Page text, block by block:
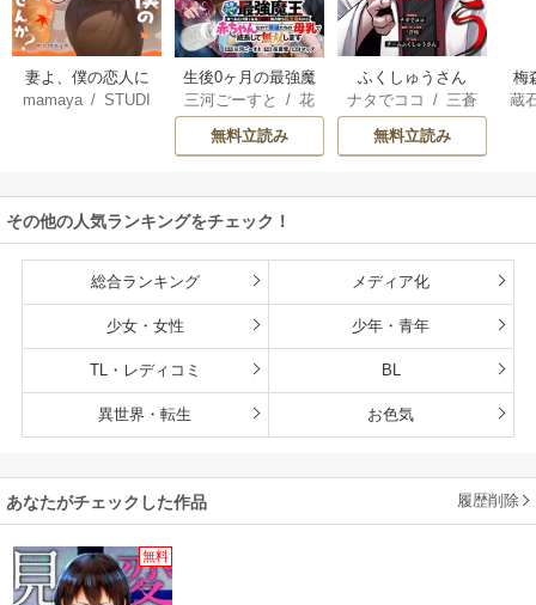
妻よ、僕の恋人に
なってくれません
mamaya /STUDI
生後0ヶ月の最強魔
王 食べるだけ強
くなるチート能力
持ち転生者だけど
雄たちの母乳で成
長して無双します
三河ごーすと /花
房雪 / マップ
無料立読み
ふくしゅうさん
ナタでココ / 三蒼
チームふくし
ゅうさん
無料立読み
梅
蔵
その他の人気ランキングをチェック！
総合ランキング メディア化
少女・女性 少年・青年
TL・レディコミ BL
異世界・転生 お色気
あなたがチェックした作品 履歴削除
無料